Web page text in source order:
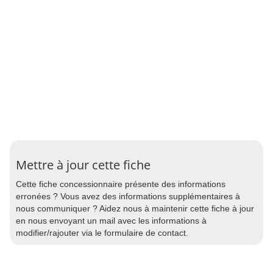
Mettre à jour cette fiche
Cette fiche concessionnaire présente des informations
erronées ? Vous avez des informations supplémentaires à
nous communiquer ? Aidez nous à maintenir cette fiche à jour
en nous envoyant un mail avec les informations à
modifier/rajouter via le formulaire de contact.